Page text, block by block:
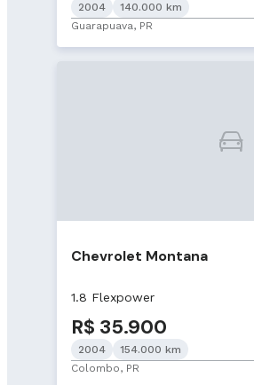
2004
140.000 km
Guarapuava, PR
Chevrolet Montana
1.8 Flexpower
R$ 35.900
2004
154.000 km
Colombo, PR